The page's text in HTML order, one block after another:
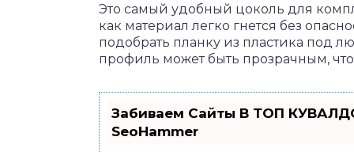
Это самый удобный цоколь для
как материал легко гнется без
подобрать планку из пластика под
профиль может быть прозрачным,
Забиваем Сайты В ТОП
SeoHammer